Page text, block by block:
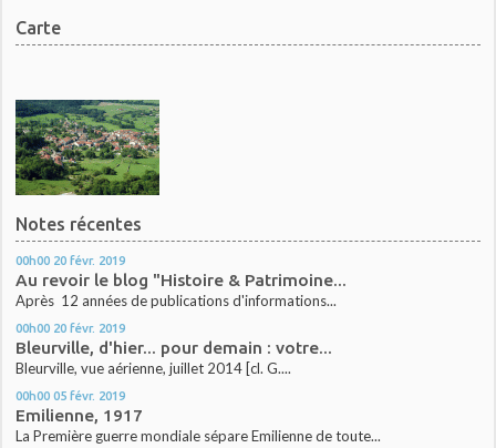
Carte
Notes récentes
00h00 20 févr. 2019
Au revoir le blog "Histoire & Patrimoine...
Après 12 années de publications d'informations...
00h00 20 févr. 2019
Bleurville, d'hier... pour demain : votre...
Bleurville, vue aérienne, juillet 2014 [cl. G....
00h00 05 févr. 2019
Emilienne, 1917
La Première guerre mondiale sépare Emilienne de toute...